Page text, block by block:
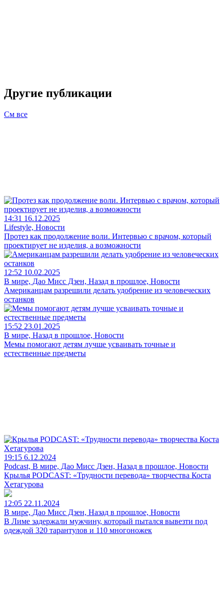
Другие публикации
См все
14:31 16.12.2025
Lifestyle, Новости
Протез как продолжение воли. Интервью с врачом, который
проектирует не изделия, а возможности
12:52 10.02.2025
В мире, Дао Мисс Дзен, Назад в прошлое, Новости
Американцам разрешили делать удобрение из человеческих
останков
15:52 23.01.2025
В мире, Назад в прошлое, Новости
Мемы помогают детям лучше усваивать точные и
естественные предметы
19:15 6.12.2024
Podcast, В мире, Дао Мисс Дзен, Назад в прошлое, Новости
Крылья PODCAST: «Трудности перевода» творчества Коста
Хетагурова
12:05 22.11.2024
В мире, Дао Мисс Дзен, Назад в прошлое, Новости
В Лиме задержали мужчину, который пытался вывезти под
одеждой 320 тарантулов и 110 многоножек